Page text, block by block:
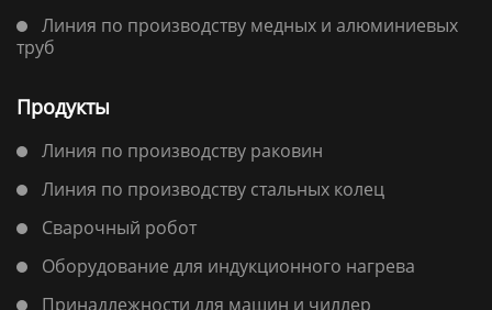
Линия по производству медных и алюминиевых
труб
Продукты
Линия по производству раковин
Линия по производству стальных колец
Сварочный робот
Оборудование для индукционного нагрева
Принадлежности для машин и чиллер